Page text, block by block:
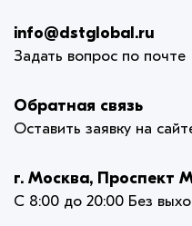
info@dstglobal.ru
Задать вопрос по почте
Обратная связь
Оставить заявку на
г. Москва, Проспект
С 8:00 до 20:00 Без